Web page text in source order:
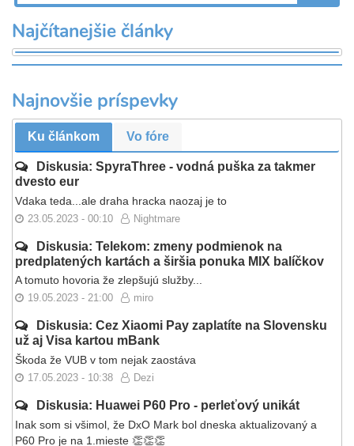
Najčítanejšie články
Najnovšie príspevky
Ku článkom Vo fóre
Diskusia: SpyraThree - vodná puška za takmer
dvesto eur
Vdaka teda...ale draha hracka naozaj je to
23.05.2023 - 00:10 Nightmare
Diskusia: Telekom: zmeny podmienok na
predplatených kartách a širšia ponuka MIX balíčkov
A tomuto hovoria že zlepšujú služby...
19.05.2023 - 21:00 miro
Diskusia: Cez Xiaomi Pay zaplatíte na Slovensku
už aj Visa kartou mBank
Škoda že VUB v tom nejak zaostáva
17.05.2023 - 10:38 Dezi
Diskusia: Huawei P60 Pro - perleťový unikát
Inak som si všimol, že DxO Mark bol dneska aktualizovaný a
P60 Pro je na 1.mieste 👏👏👏